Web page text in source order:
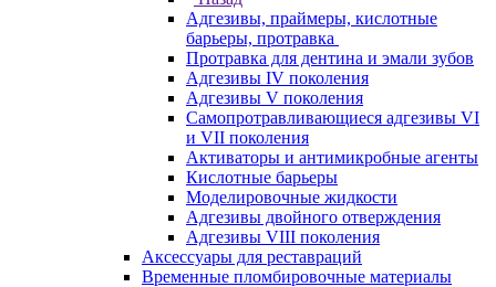
Адгезивы, праймеры, кислотные
барьеры, протравка
Протравка для дентина и эмали зубов
Адгезивы IV поколения
Адгезивы V поколения
Самопротравливающиеся адгезивы VI
и VII поколения
Активаторы и антимикробные агенты
Кислотные барьеры
Моделировочные жидкости
Адгезивы двойного отверждения
Адгезивы VIII поколения
Аксессуары для реставраций
Временные пломбировочные материалы